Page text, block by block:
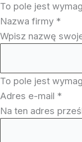
To pole jest
Nazwa firmy *
Wpisz nazwę
To pole jest
Adres e-mail *
Na ten adres